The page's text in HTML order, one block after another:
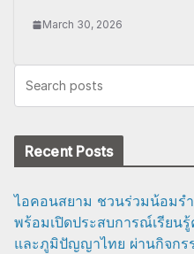
March 30, 2026
Recent Posts
ไอคอนสยาม ชวนร่วมน้อม
พร้อมเปิดประสบการณ์เรียน
และภูมิปัญญาไทย ผ่านกิจกร